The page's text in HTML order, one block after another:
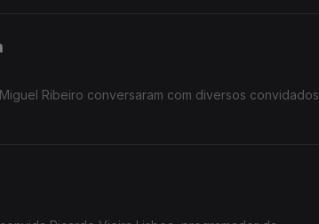
Ribeiro conversaram com diversos convidados